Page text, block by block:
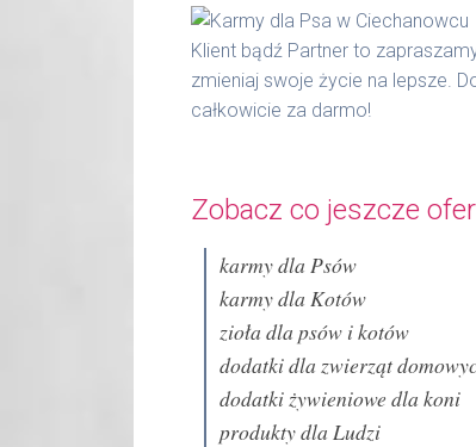
Klient bądź Partner to
zmieniaj swoje życie na lepsze.
całkowicie za darmo!
Zobacz co jeszcze
karmy dla Psów
karmy dla Kotów
zioła dla psów i kotów
dodatki dla zwierząt
dodatki żywieniowe dla koni
produkty dla Ludzi